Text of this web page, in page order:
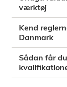
værktøj
Kend
Danmark
Sådan får